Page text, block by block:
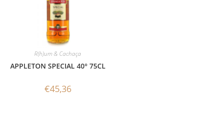
R(h)um & Cachaça
APPLETON SPECIAL 40° 75CL
€45,36